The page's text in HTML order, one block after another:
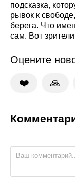
подсказка,
рывок к
берега. Что
сам. Вот
Оцените
❤️ 🙏